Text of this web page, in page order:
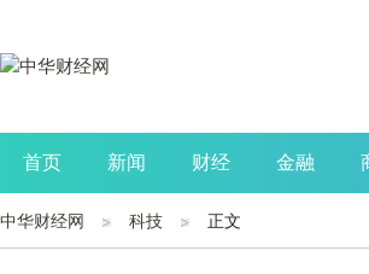
首页 新闻 财经 金融
公司 生活 读书
中华财经网 科技 正文